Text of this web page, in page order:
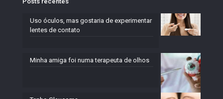
Uso óculos, mas gostaria de experimentar
lentes de contato
Minha amiga foi numa terapeuta de olhos